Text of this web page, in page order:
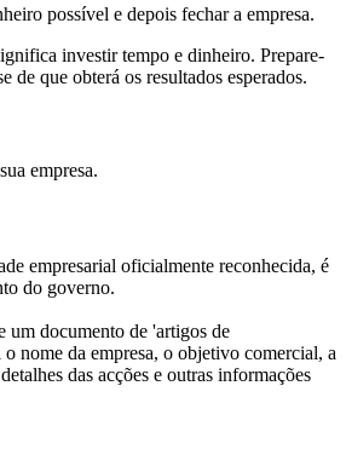
possível e depois fechar a empresa.
investir tempo e dinheiro. Prepare-
de que obterá os resultados esperados.
empresa.
empresarial oficialmente reconhecida, é
do governo.
um documento de 'artigos de
nome da empresa, o objetivo comercial, a
das acções e outras informações